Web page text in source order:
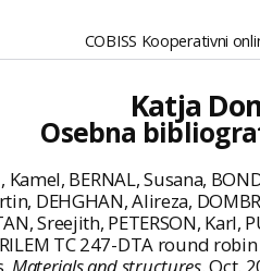
COBISS Kooperativni
Katja
Osebna
Kamel, BERNAL, Susana,
DEHGHAN, Alireza,
Sreejith, PETERSON, Karl,
RILEM TC 247-DTA round
Materials and structures. Oct.